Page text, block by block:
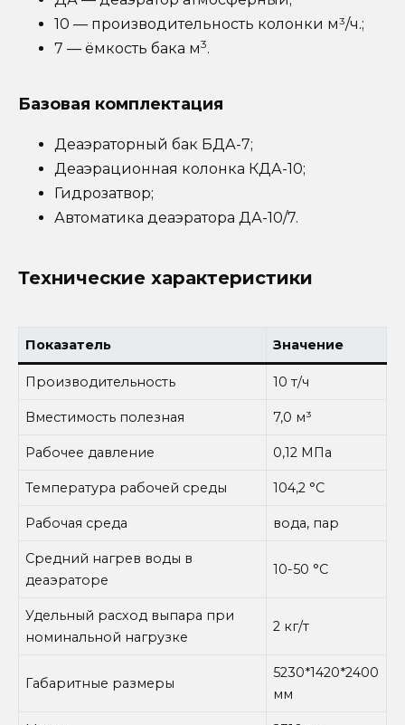
10 — производительность колонки м³/ч.;
7 — ёмкость бака м3.
Базовая комплектация
Деаэраторный бак БДА-7;
Деаэрационная колонка КДА-10;
Гидрозатвор;
Автоматика деаэратора ДА-10/7.
Технические характеристики
Показатель Значение
Производительность 10 т/ч
Вместимость полезная 7,0 м³
Рабочее давление 0,12 МПа
Температура рабочей среды 104,2 °С
Рабочая среда вода, пар
Средний нагрев воды в
деаэраторе
10-50 °С
Удельный расход выпара при
номинальной нагрузке
2 кг/т
Габаритные размеры
5230*1420*2400
мм